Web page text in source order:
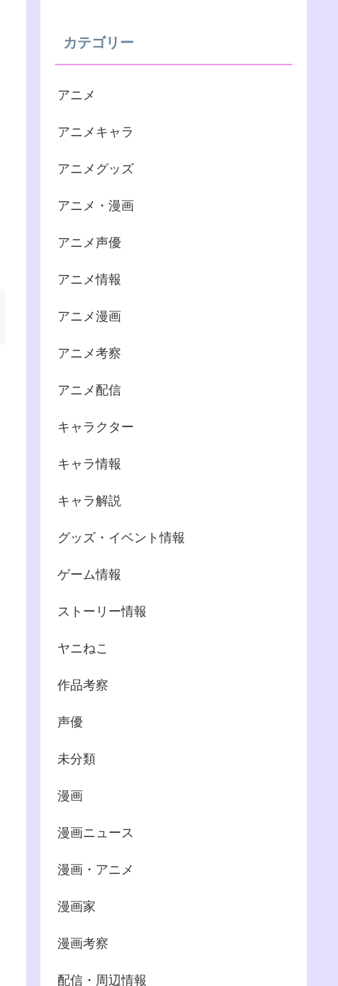
カテゴリー
アニメ
アニメキャラ
アニメグッズ
アニメ・漫画
アニメ声優
アニメ情報
アニメ漫画
アニメ考察
アニメ配信
キャラクター
キャラ情報
キャラ解説
グッズ・イベント情報
ゲーム情報
ストーリー情報
ヤニねこ
作品考察
声優
未分類
漫画
漫画ニュース
漫画・アニメ
漫画家
漫画考察
配信・周辺情報